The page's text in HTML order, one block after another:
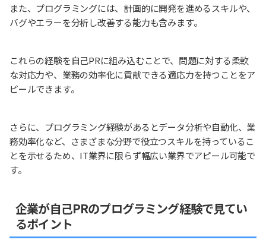
また、プログラミングには、計画的に開発を進めるスキルや、
バグやエラーを分析し改善する能力も含みます。
これらの経験を自己PRに組み込むことで、問題に対する柔軟
な対応力や、業務の効率化に貢献できる適応力を持つことをア
ピールできます。
さらに、プログラミング経験があるとデータ分析や自動化、業
務効率化など、さまざまな分野で役立つスキルを持っているこ
とを示せるため、IT業界に限らず幅広い業界でアピール可能で
す。
企業が自己PRのプログラミング経験で見てい
るポイント